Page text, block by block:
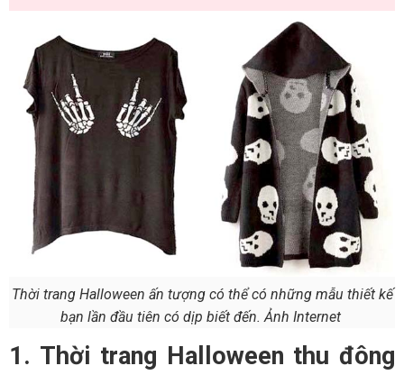
Thời trang Halloween ấn tượng có thể có những mẫu thiết kế
bạn lần đầu tiên có dịp biết đến. Ảnh Internet
1. Thời trang Halloween thu đông